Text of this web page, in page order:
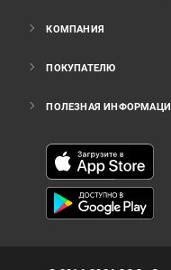
КОМПАНИЯ
ПОКУПАТЕЛЮ
ПОЛЕЗНАЯ